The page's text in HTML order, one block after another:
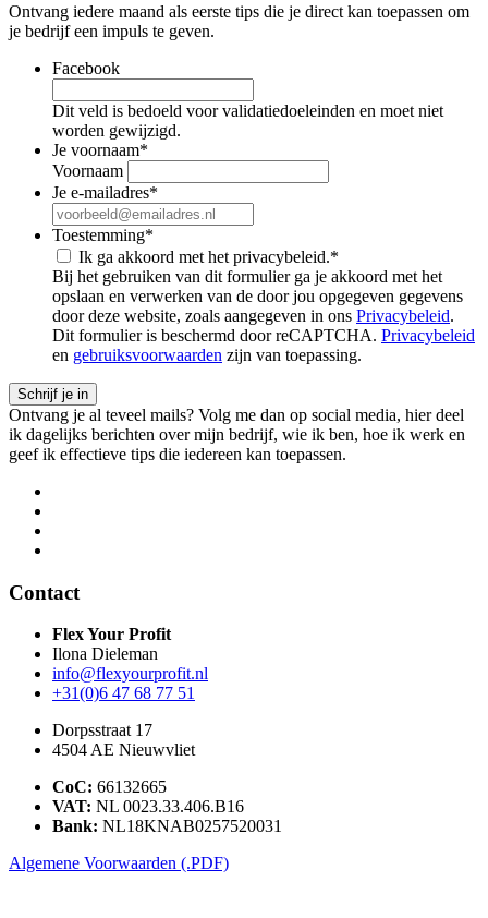
Ontvang iedere maand als eerste tips die je direct kan toepassen om
je bedrijf een impuls te geven.
Facebook
Dit veld is bedoeld voor validatiedoeleinden en moet niet
worden gewijzigd.
Je voornaam*
Voornaam
Je e-mailadres*
Toestemming*
Ik ga akkoord met het privacybeleid.*
Bij het gebruiken van dit formulier ga je akkoord met het
opslaan en verwerken van de door jou opgegeven gegevens
door deze website, zoals aangegeven in ons Privacybeleid.
Dit formulier is beschermd door reCAPTCHA. Privacybeleid
en gebruiksvoorwaarden zijn van toepassing.
Ontvang je al teveel mails? Volg me dan op social media, hier deel
ik dagelijks berichten over mijn bedrijf, wie ik ben, hoe ik werk en
geef ik effectieve tips die iedereen kan toepassen.
Contact
Flex Your Profit
Ilona Dieleman
info@flexyourprofit.nl
+31(0)6 47 68 77 51
Dorpsstraat 17
4504 AE Nieuwvliet
CoC: 66132665
VAT: NL 0023.33.406.B16
Bank: NL18KNAB0257520031
Algemene Voorwaarden (.PDF)